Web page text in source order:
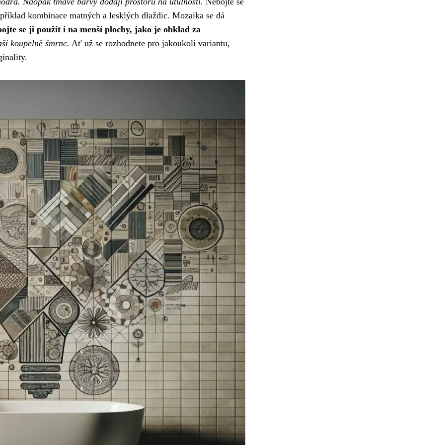
kombinace matných a lesklých dlaždic. Mozaika se dá
se ji použít i na menší plochy, jako je obklad za
koupelně šmrnc. Ať už se rozhodnete pro jakoukoli variantu,